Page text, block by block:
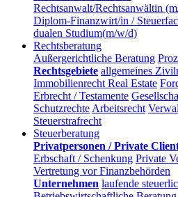
Rechtsanwalt/Rechtsanwältin
Diplom-Finanzwirt/in /
dualen Studium(m/w/d)
Rechtsberatung
Außergerichtliche Beratung
Rechtsgebiete allgemeines
Immobilienrecht Real Estate
Erbrecht / Testamente
Schutzrechte Arbeitsrecht
Steuerstrafrecht
Steuerberatung
Privatpersonen / Private
Erbschaft / Schenkung Private
Vertretung vor Finanzbehörden
Unternehmen laufende